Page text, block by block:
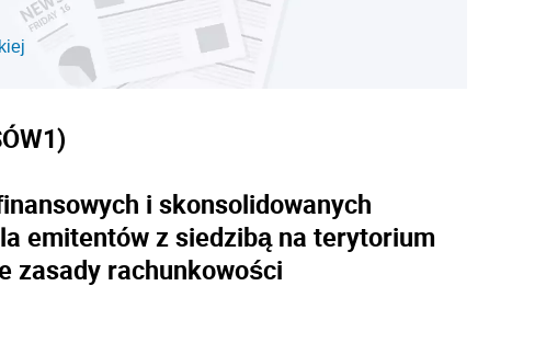
1)
i skonsolidowanych
emitentów z siedzibą na terytorium
zasady rachunkowości